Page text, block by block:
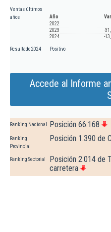
Ventas últimos
años
Año
2022
2023
-
2024
-
Resultado 2024 Positivo
Accede al Informe
Ranking Nacional Posición 66.168
Ranking
Provincial
Posición 1.390 de
Ranking Sectorial
Posición 2.014 de
carretera